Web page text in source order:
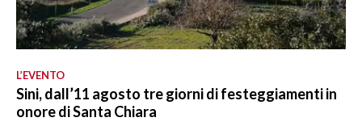
L’EVENTO
Sini, dall’11 agosto tre giorni di festeggiamenti in
onore di Santa Chiara